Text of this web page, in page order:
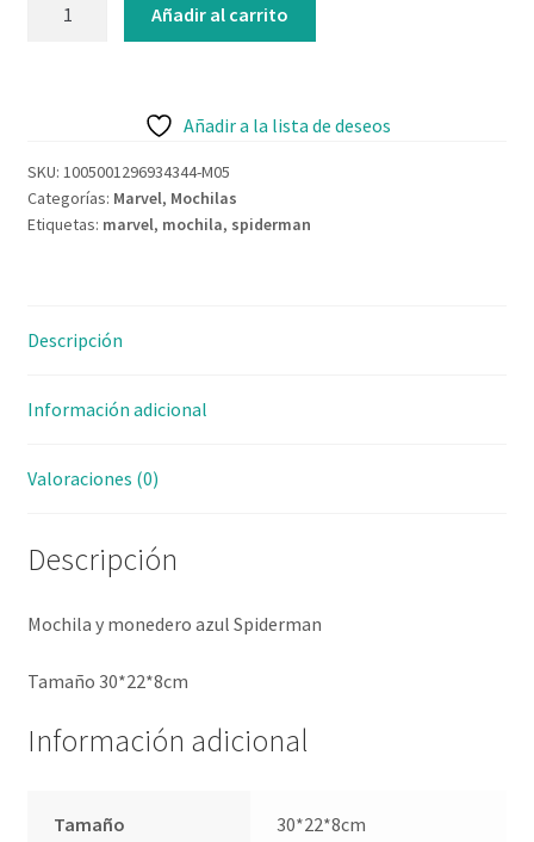
Añadir al carrito
Añadir a la lista de deseos
SKU: 1005001296934344-M05
Categorías: Marvel, Mochilas
Etiquetas: marvel, mochila, spiderman
Descripción
Información adicional
Valoraciones (0)
Descripción
Mochila y monedero azul Spiderman
Tamaño 30*22*8cm
Información adicional
Tamaño 30*22*8cm